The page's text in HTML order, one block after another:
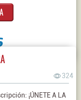
324
¡ÚNETE A LA